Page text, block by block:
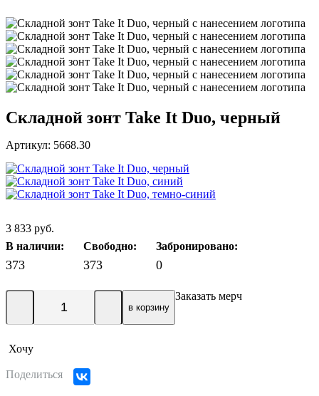
Складной зонт Take It Duo, черный
Артикул: 5668.30
3 833 руб.
В наличии:
373
Свободно:
373
Забронировано:
0
в корзину
Заказать мерч
Хочу
Поделиться